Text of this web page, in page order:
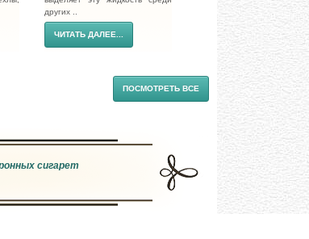
других ..
ЧИТАТЬ ДАЛЕЕ...
ПОСМОТРЕТЬ ВСЕ
сигарет